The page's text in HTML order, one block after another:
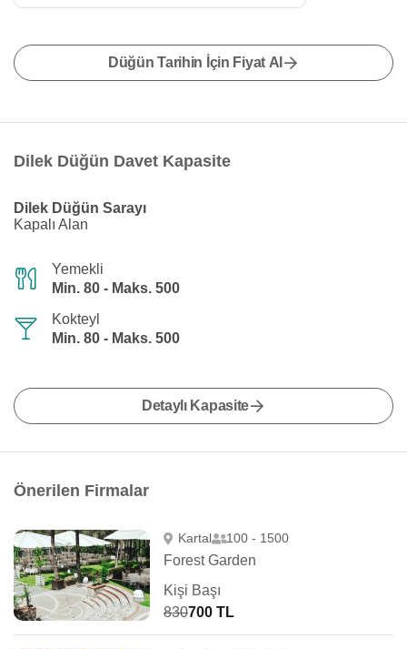
Düğün Tarihin İçin Fiyat Al
Dilek Düğün Davet Kapasite
Dilek Düğün Sarayı
Kapalı Alan
Yemekli
Min. 80 - Maks. 500
Kokteyl
Min. 80 - Maks. 500
Detaylı Kapasite
Önerilen Firmalar
Kartal 100 - 1500
Forest Garden
Kişi Başı
830700 TL